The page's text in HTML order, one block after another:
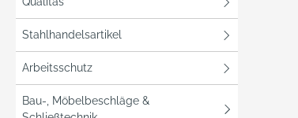
Stahlhandelsartikel
Arbeitsschutz
Bau-, Möbelbeschläge &